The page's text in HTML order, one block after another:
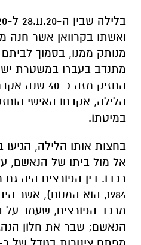
ואשתו בקרוואן אשר חנה
מנותק ממנו, בסמוך
מתנדב בעברו במשטרת
החזיק מזה כ-
הלילה, אקדחו האישי
במיטתו.
בחצות אותו הלילה,
אל מול ביתו של הנאשם,
רכבו. בין הפורצים היה
1984, הוא המנוח), אשר
מרכב הפורצים, שעמד על
הנאשם; שבר את חלון